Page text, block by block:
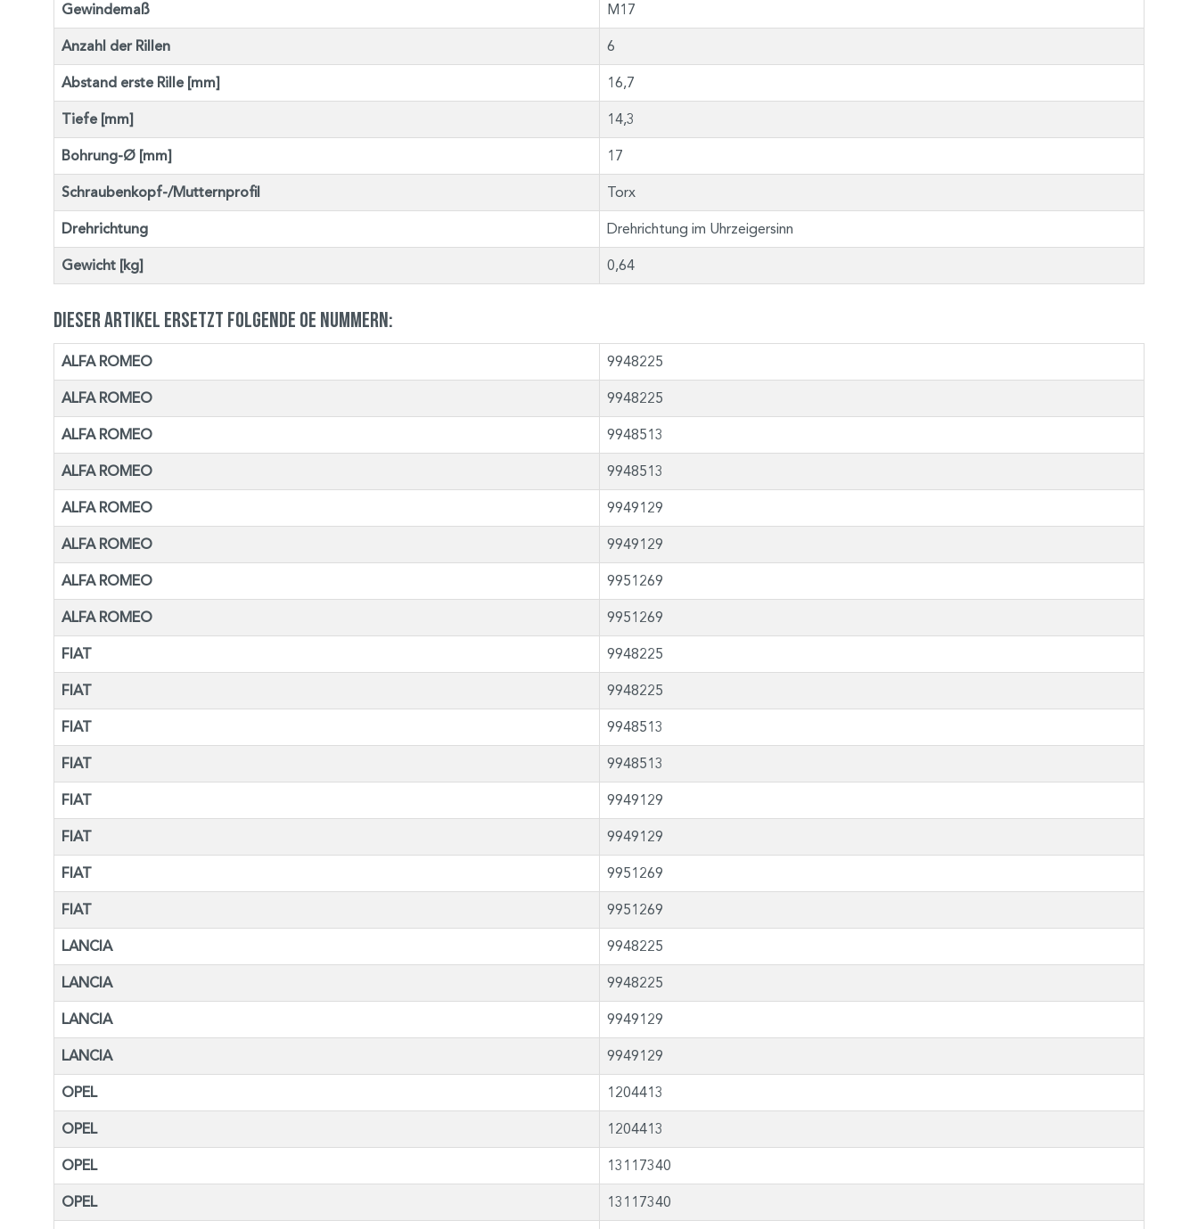
Gewindemaß M17
Anzahl der Rillen 6
Abstand erste Rille [mm] 16,7
Tiefe [mm] 14,3
Bohrung-Ø [mm] 17
Schraubenkopf-/Mutternprofil Torx
Drehrichtung Drehrichtung im Uhrzeigersinn
Gewicht [kg] 0,64
Dieser Artikel ersetzt folgende OE Nummern:
ALFA ROMEO 9948225
ALFA ROMEO 9948225
ALFA ROMEO 9948513
ALFA ROMEO 9948513
ALFA ROMEO 9949129
ALFA ROMEO 9949129
ALFA ROMEO 9951269
ALFA ROMEO 9951269
FIAT 9948225
FIAT 9948225
FIAT 9948513
FIAT 9948513
FIAT 9949129
FIAT 9949129
FIAT 9951269
FIAT 9951269
LANCIA 9948225
LANCIA 9948225
LANCIA 9949129
LANCIA 9949129
OPEL 1204413
OPEL 1204413
OPEL 13117340
OPEL 13117340